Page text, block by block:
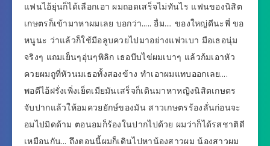
แฟนไอ้ยุ่นก็ได้เลือกเอา ผมถอดเสร็จไม่ทันไร แฟนของนิสิต
เกษตรก็เข้ามาหาผมเลย บอกว่า….. อื่ม…. ของใหญ่ดีนะพี่ ขอ
หนูนะ ว่าแล้วก็ใช้มือลูบควยไปมาอย่างแพ่วเบา มือเธอนุ่ม
จริงๆ แถมเย็นๆอุ่นๆพิลิก เธอบีบไข่ผมเบาๆ แล้วก้มเอาหัว
ควยผมถูที่หัวนมเธอทั้งสองข้าง ทำเอาผมแทบออกเลย….
พอดีไอ้ฝรั่งเพิ่งเย็ดเมียมันเสร็จก็เดินมาหาหญิงนิสิตเกษตร
จับปากแล้วให้อมควยยักษ์ของมัน สาวเกษตรร้องลั่นก่อนจะ
อมไปมิดด้าม ตอนอมก็ร้องในปากไปด้วย ผมว่าก็ได้รสชาติดี
เหมือนกัน… ถึงตอนนี้ผมก็เดินไปหาน้องสาวผม น้องสาวผม